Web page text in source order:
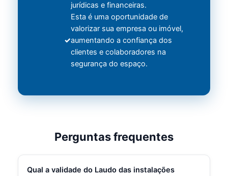
jurídicas e financeiras.
Esta é uma oportunidade de
valorizar sua empresa ou imóvel,
aumentando a confiança dos
clientes e colaboradores na
segurança do espaço.
Perguntas frequentes
Qual a validade do Laudo das instalações